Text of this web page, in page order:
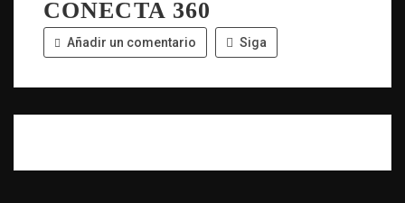
CONECTA 360
Añadir un comentario Siga